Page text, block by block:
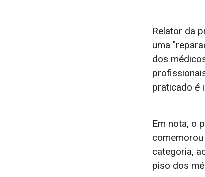
Relator da
uma
dos
praticado é
Em nota, o
categoria,
piso dos